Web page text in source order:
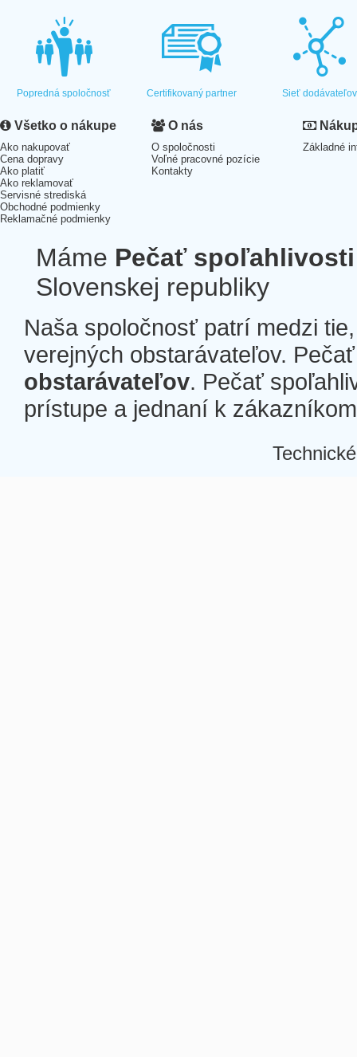
Popredná spoločnosť Certifikovaný partner Sieť dodávateľov
Všetko o nákupe
Ako nakupovať
Cena dopravy
Ako platiť
Ako reklamovať
Servisné strediská
Obchodné podmienky
Reklamačné podmienky
O nás
O spoločnosti
Voľné pracovné pozície
Kontakty
Základné
Máme Pečať spoľahlivosti
Slovenskej republiky
Naša spoločnosť patrí medzi
verejných obstarávateľov.
obstarávateľov. Pečať
prístupe a jednaní k